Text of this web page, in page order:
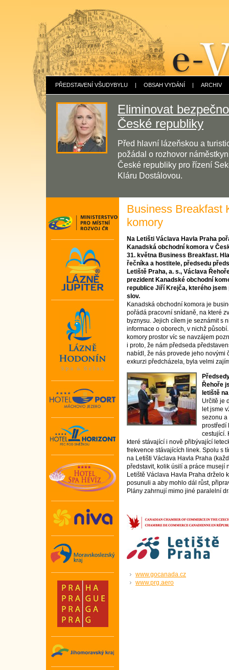
PŘEDSTAVENÍ VŠUDYBYLU | OBSAH VYDÁNÍ | ARCHIV
Eliminovat
České republiky
Před hlavní lázeňskou a
požádal o rozhovor
České republiky pro řízení
Kláru Dostálovou.
Business Breakfast
komory
Na Letišti Václava Havla Praha
Kanadská obchodní komora v
31. května Business Breakfast.
řečníka a hostitele, předsedu
Letiště Praha, a. s., Václava
prezident Kanadské obchodní
republice Jiří Krejča, kterého jsem
slov.
Kanadská obchodní komora je
pořádá pracovní snídaně, na které
byznysu. Jejich cílem je seznámit s
informace o oborech, v nichž
komory prostor víc se navzájem
i proto, že nám předseda
nabídl, že nás provede jeho novými
exkurzi předcházela, byla velmi
Řehoře
letiště
Určitě je
let jsme
sezonu a
prostředí
cestující.
které stávající i nově přibývající
frekvence stávajících linek. Spolu s
na Letišti Václava Havla Praha
představit, kolik úsilí a práce musejí
Letiště Václava Havla Praha drželo
posunuli a aby mohlo dál růst,
Plány zahrnují mimo jiné paralelní
www.gocanada.cz
www.prg.aero